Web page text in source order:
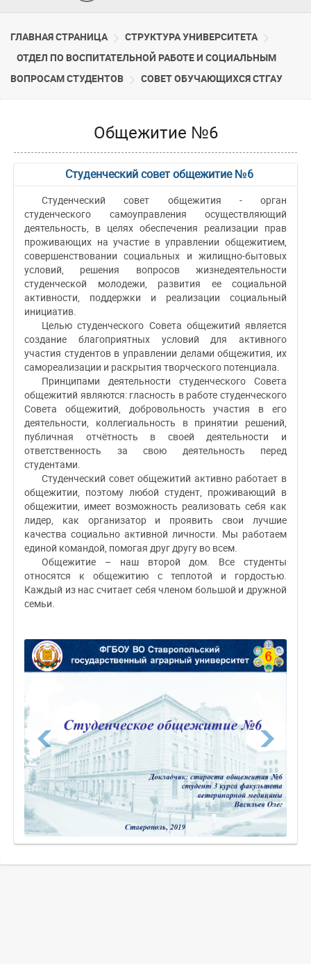
ГЛАВНАЯ СТРАНИЦА
CТРУКТУРА УНИВЕРСИТЕТА
ОТДЕЛ ПО ВОСПИТАТЕЛЬНОЙ РАБОТЕ И СОЦИАЛЬНЫМ
ВОПРОСАМ СТУДЕНТОВ
СОВЕТ ОБУЧАЮЩИХСЯ СТГАУ
Общежитие №6
Студенческий совет общежитие №6
Студенческий совет общежития - орган
студенческого самоуправления осуществляющий
деятельность, в целях обеспечения реализации прав
проживающих на участие в управлении общежитием,
совершенствовании социальных и жилищно-бытовых
условий, решения вопросов жизнедеятельности
студенческой молодежи, развития ее социальной
активности, поддержки и реализации социальный
инициатив.
Целью студенческого Совета общежитий является
создание благоприятных условий для активного
участия студентов в управлении делами общежития, их
самореализации и раскрытия творческого потенциала.
Принципами деятельности студенческого Совета
общежитий являются: гласность в работе студенческого
Совета общежитий, добровольность участия в его
деятельности, коллегиальность в принятии решений,
публичная отчётность в своей деятельности и
ответственность за свою деятельность перед
студентами.
Студенческий совет общежитий активно работает в
общежитии, поэтому любой студент, проживающий в
общежитии, имеет возможность реализовать себя как
лидер, как организатор и проявить свои лучшие
качества социально активной личности. Мы работаем
единой командой, помогая друг другу во всем.
Общежитие – наш второй дом. Все студенты
относятся к общежитию с теплотой и гордостью.
Каждый из нас считает себя членом большой и дружной
семьи.